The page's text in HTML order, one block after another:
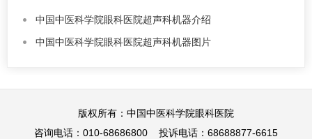
中国中医科学院眼科医院超声科机器介绍
中国中医科学院眼科医院超声科机器图片
版权所有：中国中医科学院眼科医院
咨询电话：010-68686800 投诉电话：68688877-6615